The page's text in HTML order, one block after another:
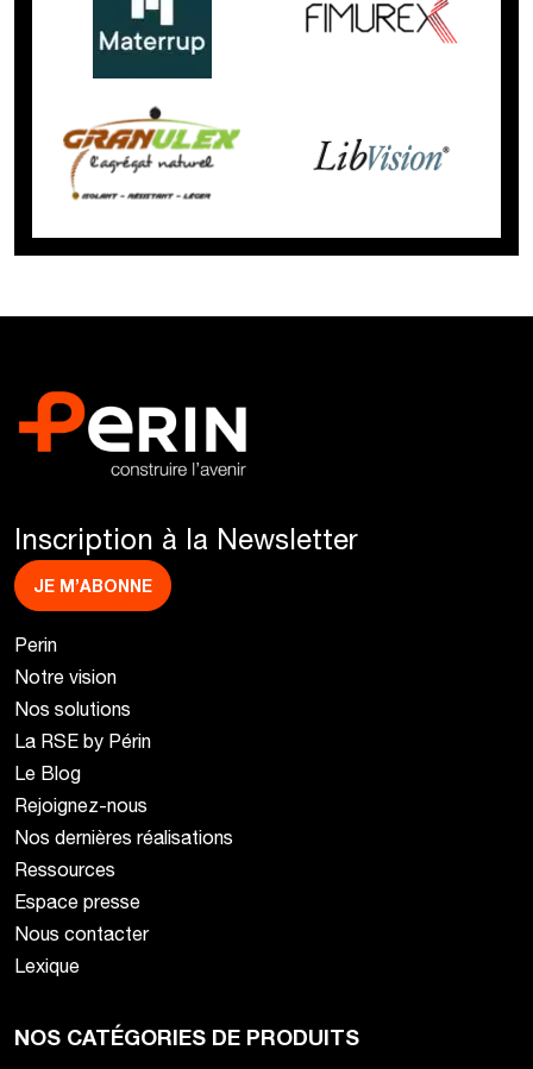
Inscription à la Newsletter
JE M’ABONNE
Perin
Notre vision
Nos solutions
La RSE by Périn
Le Blog
Rejoignez-nous
Nos dernières réalisations
Ressources
Espace presse
Nous contacter
Lexique
NOS CATÉGORIES DE PRODUITS